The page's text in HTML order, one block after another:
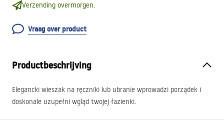
Verzending overmorgen.
Vraag over product
Productbeschrijving
Elegancki wieszak na ręczniki lub ubranie wprowadzi porządek i
doskonale uzupełni wgląd twojej łazienki.